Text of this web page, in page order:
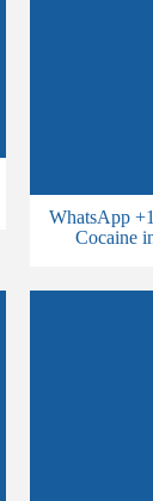
WhatsApp
Cocaine